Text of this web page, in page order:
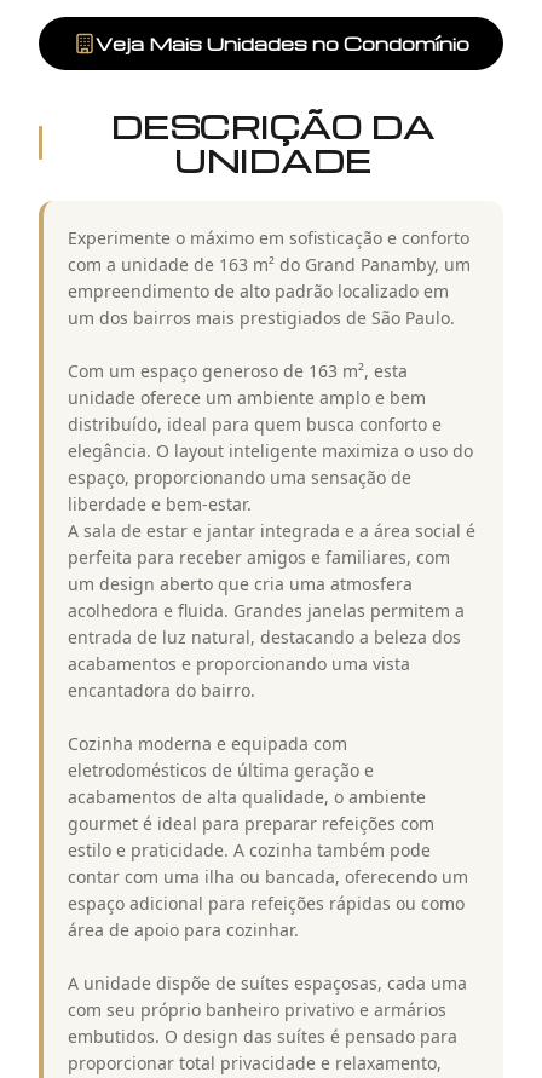
Veja Mais Unidades no Condomínio
DESCRIÇÃO DA
UNIDADE
Experimente o máximo em sofisticação e conforto
com a unidade de 163 m² do Grand Panamby, um
empreendimento de alto padrão localizado em
um dos bairros mais prestigiados de São Paulo.
Com um espaço generoso de 163 m², esta
unidade oferece um ambiente amplo e bem
distribuído, ideal para quem busca conforto e
elegância. O layout inteligente maximiza o uso do
espaço, proporcionando uma sensação de
liberdade e bem-estar.
A sala de estar e jantar integrada e a área social é
perfeita para receber amigos e familiares, com
um design aberto que cria uma atmosfera
acolhedora e fluida. Grandes janelas permitem a
entrada de luz natural, destacando a beleza dos
acabamentos e proporcionando uma vista
encantadora do bairro.
Cozinha moderna e equipada com
eletrodomésticos de última geração e
acabamentos de alta qualidade, o ambiente
gourmet é ideal para preparar refeições com
estilo e praticidade. A cozinha também pode
contar com uma ilha ou bancada, oferecendo um
espaço adicional para refeições rápidas ou como
área de apoio para cozinhar.
A unidade dispõe de suítes espaçosas, cada uma
com seu próprio banheiro privativo e armários
embutidos. O design das suítes é pensado para
proporcionar total privacidade e relaxamento,